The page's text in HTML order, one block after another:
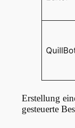
Erstellung
gesteuerte